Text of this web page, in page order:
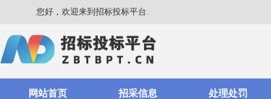
您好，欢迎来到招标投标平台.
网站首页 招采信息 处理处罚